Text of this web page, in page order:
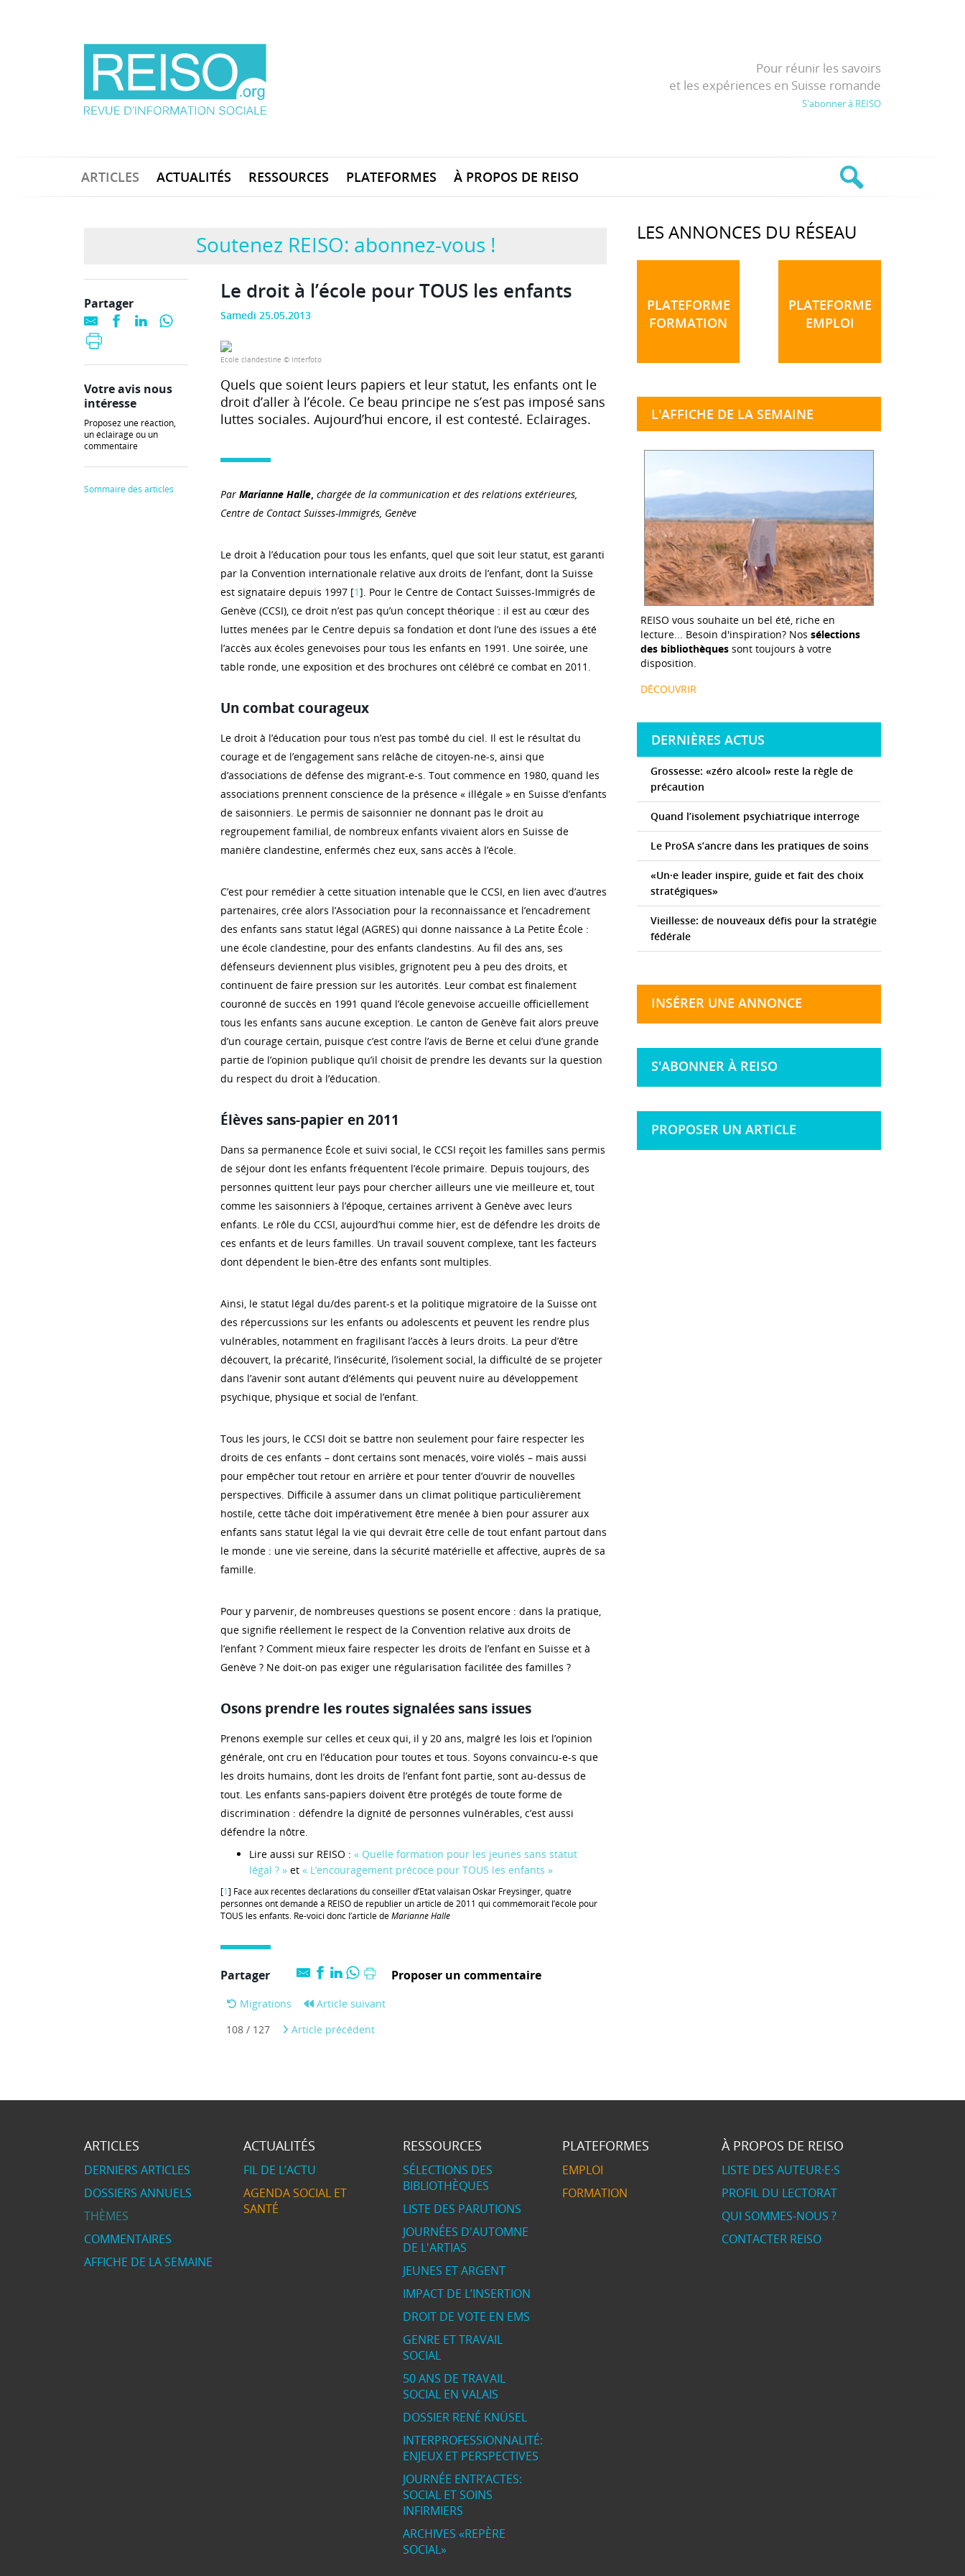
Pour réunir les savoirs
et les expériences en Suisse romande
S'abonner à REISO
ARTICLES ACTUALITÉS RESSOURCES PLATEFORMES À PROPOS DE REISO
Soutenez REISO: abonnez-vous !
Le droit à l’école pour TOUS les enfants
Samedi 25.05.2013
Ecole clandestine © Interfoto
Quels que soient leurs papiers et leur statut, les enfants ont le
droit d’aller à l’école. Ce beau principe ne s’est pas imposé sans
luttes sociales. Aujourd’hui encore, il est contesté. Eclairages.
Par Marianne Halle, chargée de la communication et des relations extérieures,
Centre de Contact Suisses-Immigrés, Genève
Le droit à l’éducation pour tous les enfants, quel que soit leur statut, est garanti
par la Convention internationale relative aux droits de l’enfant, dont la Suisse
est signataire depuis 1997 [1]. Pour le Centre de Contact Suisses-Immigrés de
Genève (CCSI), ce droit n’est pas qu’un concept théorique : il est au cœur des
luttes menées par le Centre depuis sa fondation et dont l’une des issues a été
l’accès aux écoles genevoises pour tous les enfants en 1991. Une soirée, une
table ronde, une exposition et des brochures ont célébré ce combat en 2011.
Un combat courageux
Le droit à l’éducation pour tous n’est pas tombé du ciel. Il est le résultat du
courage et de l’engagement sans relâche de citoyen-ne-s, ainsi que
d’associations de défense des migrant-e-s. Tout commence en 1980, quand les
associations prennent conscience de la présence « illégale » en Suisse d’enfants
de saisonniers. Le permis de saisonnier ne donnant pas le droit au
regroupement familial, de nombreux enfants vivaient alors en Suisse de
manière clandestine, enfermés chez eux, sans accès à l’école.
C’est pour remédier à cette situation intenable que le CCSI, en lien avec d’autres
partenaires, crée alors l’Association pour la reconnaissance et l’encadrement
des enfants sans statut légal (AGRES) qui donne naissance à La Petite École :
une école clandestine, pour des enfants clandestins. Au fil des ans, ses
défenseurs deviennent plus visibles, grignotent peu à peu des droits, et
continuent de faire pression sur les autorités. Leur combat est finalement
couronné de succès en 1991 quand l’école genevoise accueille officiellement
tous les enfants sans aucune exception. Le canton de Genève fait alors preuve
d’un courage certain, puisque c’est contre l’avis de Berne et celui d’une grande
partie de l’opinion publique qu’il choisit de prendre les devants sur la question
du respect du droit à l’éducation.
Élèves sans-papier en 2011
Dans sa permanence École et suivi social, le CCSI reçoit les familles sans permis
de séjour dont les enfants fréquentent l’école primaire. Depuis toujours, des
personnes quittent leur pays pour chercher ailleurs une vie meilleure et, tout
comme les saisonniers à l’époque, certaines arrivent à Genève avec leurs
enfants. Le rôle du CCSI, aujourd’hui comme hier, est de défendre les droits de
ces enfants et de leurs familles. Un travail souvent complexe, tant les facteurs
dont dépendent le bien-être des enfants sont multiples.
Ainsi, le statut légal du/des parent-s et la politique migratoire de la Suisse ont
des répercussions sur les enfants ou adolescents et peuvent les rendre plus
vulnérables, notamment en fragilisant l’accès à leurs droits. La peur d’être
découvert, la précarité, l’insécurité, l’isolement social, la difficulté de se projeter
dans l’avenir sont autant d’éléments qui peuvent nuire au développement
psychique, physique et social de l’enfant.
Tous les jours, le CCSI doit se battre non seulement pour faire respecter les
droits de ces enfants – dont certains sont menacés, voire violés – mais aussi
pour empêcher tout retour en arrière et pour tenter d’ouvrir de nouvelles
perspectives. Difficile à assumer dans un climat politique particulièrement
hostile, cette tâche doit impérativement être menée à bien pour assurer aux
enfants sans statut légal la vie qui devrait être celle de tout enfant partout dans
le monde : une vie sereine, dans la sécurité matérielle et affective, auprès de sa
famille.
Pour y parvenir, de nombreuses questions se posent encore : dans la pratique,
que signifie réellement le respect de la Convention relative aux droits de
l’enfant ? Comment mieux faire respecter les droits de l’enfant en Suisse et à
Genève ? Ne doit-on pas exiger une régularisation facilitée des familles ?
Osons prendre les routes signalées sans issues
Prenons exemple sur celles et ceux qui, il y 20 ans, malgré les lois et l’opinion
générale, ont cru en l’éducation pour toutes et tous. Soyons convaincu-e-s que
les droits humains, dont les droits de l’enfant font partie, sont au-dessus de
tout. Les enfants sans-papiers doivent être protégés de toute forme de
discrimination : défendre la dignité de personnes vulnérables, c’est aussi
défendre la nôtre.
Lire aussi sur REISO : « Quelle formation pour les jeunes sans statut
légal ? »et « L’encouragement précoce pour TOUS les enfants »
[1] Face aux récentes déclarations du conseiller d’Etat valaisan Oskar Freysinger, quatre
personnes ont demandé à REISO de republier un article de 2011 qui commémorait l’école pour
TOUS les enfants. Re-voici donc l’article deMarianne Halle
Partager Proposer un commentaire
Migrations
Article suivant
108 / 127
Article précédent
Partager
Votre avis nous
intéresse
Proposez une réaction,
un éclairage ou un
commentaire
Sommaire des articles
LES ANNONCES DU RÉSEAU
PLATEFORME
FORMATION
PLATEFORME
EMPLOI
L'AFFICHE DE LA SEMAINE
REISO vous souhaite un bel été, riche en
lecture... Besoin d'inspiration? Nos sélections
des bibliothèques sont toujours à votre
disposition.
DÉCOUVRIR
DERNIÈRES ACTUS
Grossesse: «zéro alcool» reste la règle de
précaution
Quand l’isolement psychiatrique interroge
Le ProSA s’ancre dans les pratiques de soins
«Un·e leader inspire, guide et fait des choix
stratégiques»
Vieillesse: de nouveaux défis pour la stratégie
fédérale
INSÉRER UNE ANNONCE
S'ABONNER À REISO
PROPOSER UN ARTICLE
ARTICLES
DERNIERS ARTICLES
DOSSIERS ANNUELS
THÈMES
COMMENTAIRES
AFFICHE DE LA SEMAINE
ACTUALITÉS
FIL DE L’ACTU
AGENDA SOCIAL ET
SANTÉ
RESSOURCES
SÉLECTIONS DES
BIBLIOTHÈQUES
LISTE DES PARUTIONS
JOURNÉES D'AUTOMNE
DE L'ARTIAS
JEUNES ET ARGENT
IMPACT DE L’INSERTION
DROIT DE VOTE EN EMS
GENRE ET TRAVAIL
SOCIAL
50 ANS DE TRAVAIL
SOCIAL EN VALAIS
DOSSIER RENÉ KNÜSEL
INTERPROFESSIONNALITÉ:
ENJEUX ET PERSPECTIVES
JOURNÉE ENTR’ACTES:
SOCIAL ET SOINS
INFIRMIERS
ARCHIVES «REPÈRE
SOCIAL»
PLATEFORMES
EMPLOI
FORMATION
À PROPOS DE REISO
LISTE DES AUTEUR·E·S
PROFIL DU LECTORAT
QUI SOMMES-NOUS ?
CONTACTER REISO